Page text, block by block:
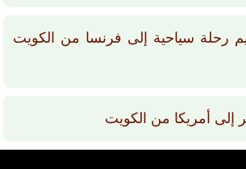
رحلة سياحية إلى فرنسا من الكويت
أمريكا من الكويت